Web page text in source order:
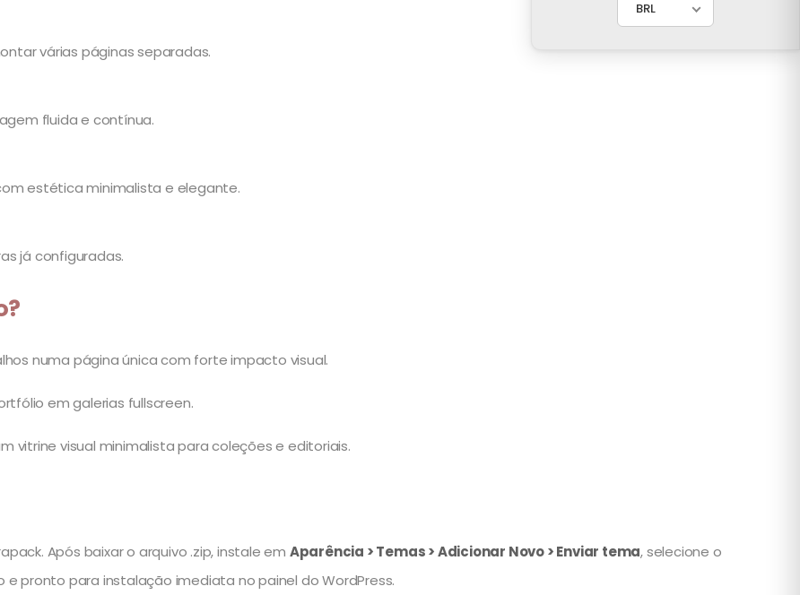
várias páginas separadas.
fluida e contínua.
estética minimalista e elegante.
já configuradas.
numa página única com forte impacto visual.
em galerias fullscreen.
vitrine visual minimalista para coleções e editoriais.
Após baixar o arquivo .zip, instale em Aparência > Temas > Adicionar Novo > Enviar tema, selecione o
pronto para instalação imediata no painel do WordPress.